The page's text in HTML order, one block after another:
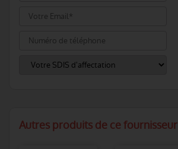
Autres produits de ce fournisseur